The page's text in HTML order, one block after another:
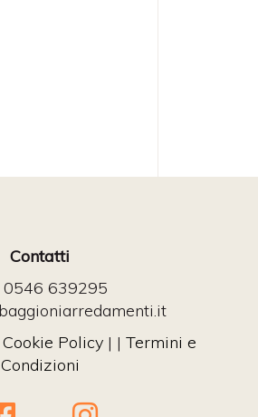
Contatti
0546 639295
Cookie Policy| | Termini e
Condizioni